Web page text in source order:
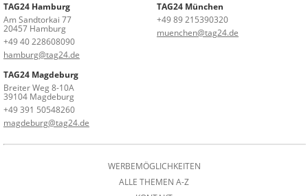
TAG24 Hamburg
Am Sandtorkai 77
20457 Hamburg
+49 40 228608090
hamburg@tag24.de
TAG24 München
+49 89 215390320
muenchen@tag24.de
TAG24 Magdeburg
Breiter Weg 8-10A
39104 Magdeburg
+49 391 50548260
magdeburg@tag24.de
WERBEMÖGLICHKEITEN
ALLE THEMEN A-Z